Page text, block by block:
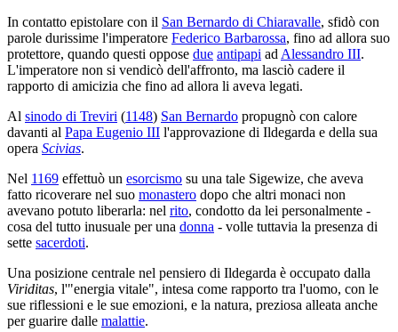
In contatto epistolare con il San Bernardo di Chiaravalle, sfidò con
parole durissime l'imperatore Federico Barbarossa, fino ad allora suo
protettore, quando questi oppose due antipapi ad Alessandro III.
L'imperatore non si vendicò dell'affronto, ma lasciò cadere il
rapporto di amicizia che fino ad allora li aveva legati.
Al sinodo di Treviri (1148) San Bernardo propugnò con calore
davanti al Papa Eugenio III l'approvazione di Ildegarda e della sua
opera Scivias.
Nel 1169 effettuò un esorcismo su una tale Sigewize, che aveva
fatto ricoverare nel suo monastero dopo che altri monaci non
avevano potuto liberarla: nel rito, condotto da lei personalmente -
cosa del tutto inusuale per una donna - volle tuttavia la presenza di
sette sacerdoti.
Una posizione centrale nel pensiero di Ildegarda è occupato dalla
Viriditas, l'"energia vitale", intesa come rapporto tra l'uomo, con le
sue riflessioni e le sue emozioni, e la natura, preziosa alleata anche
per guarire dalle malattie.